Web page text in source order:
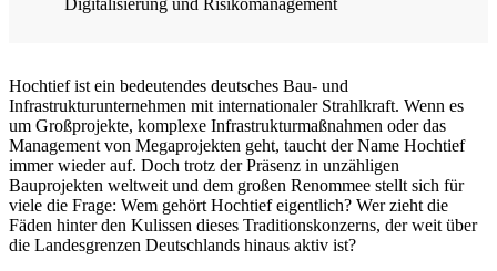
Hochtief ist ein bedeutendes deutsches Bau- und
Infrastrukturunternehmen mit internationaler Strahlkraft. Wenn es
um Großprojekte, komplexe Infrastrukturmaßnahmen oder das
Management von Megaprojekten geht, taucht der Name Hochtief
immer wieder auf. Doch trotz der Präsenz in unzähligen
Bauprojekten weltweit und dem großen Renommee stellt sich für
viele die Frage: Wem gehört Hochtief eigentlich? Wer zieht die
Fäden hinter den Kulissen dieses Traditionskonzerns, der weit über
die Landesgrenzen Deutschlands hinaus aktiv ist?